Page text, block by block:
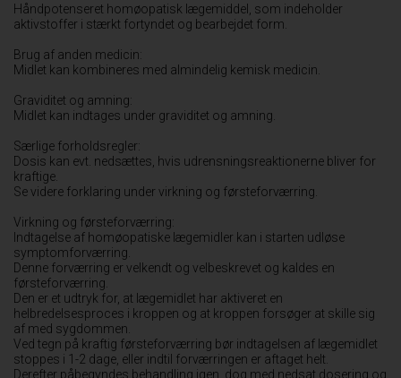
Håndpotenseret homøopatisk lægemiddel, som indeholder
aktivstoffer i stærkt fortyndet og bearbejdet form.
Brug af anden medicin:
Midlet kan kombineres med almindelig kemisk medicin.
Graviditet og amning:
Midlet kan indtages under graviditet og amning.
Særlige forholdsregler:
Dosis kan evt. nedsættes, hvis udrensningsreaktionerne bliver for
kraftige.
Se videre forklaring under virkning og førsteforværring.
Virkning og førsteforværring:
Indtagelse af homøopatiske lægemidler kan i starten udløse
symptomforværring.
Denne forværring er velkendt og velbeskrevet og kaldes en
førsteforværring.
Den er et udtryk for, at lægemidlet har aktiveret en
helbredelsesproces i kroppen og at kroppen forsøger at skille sig
af med sygdommen.
Ved tegn på kraftig førsteforværring bør indtagelsen af lægemidlet
stoppes i 1-2 dage, eller indtil forværringen er aftaget helt.
Derefter påbegyndes behandling igen, dog med nedsat dosering og